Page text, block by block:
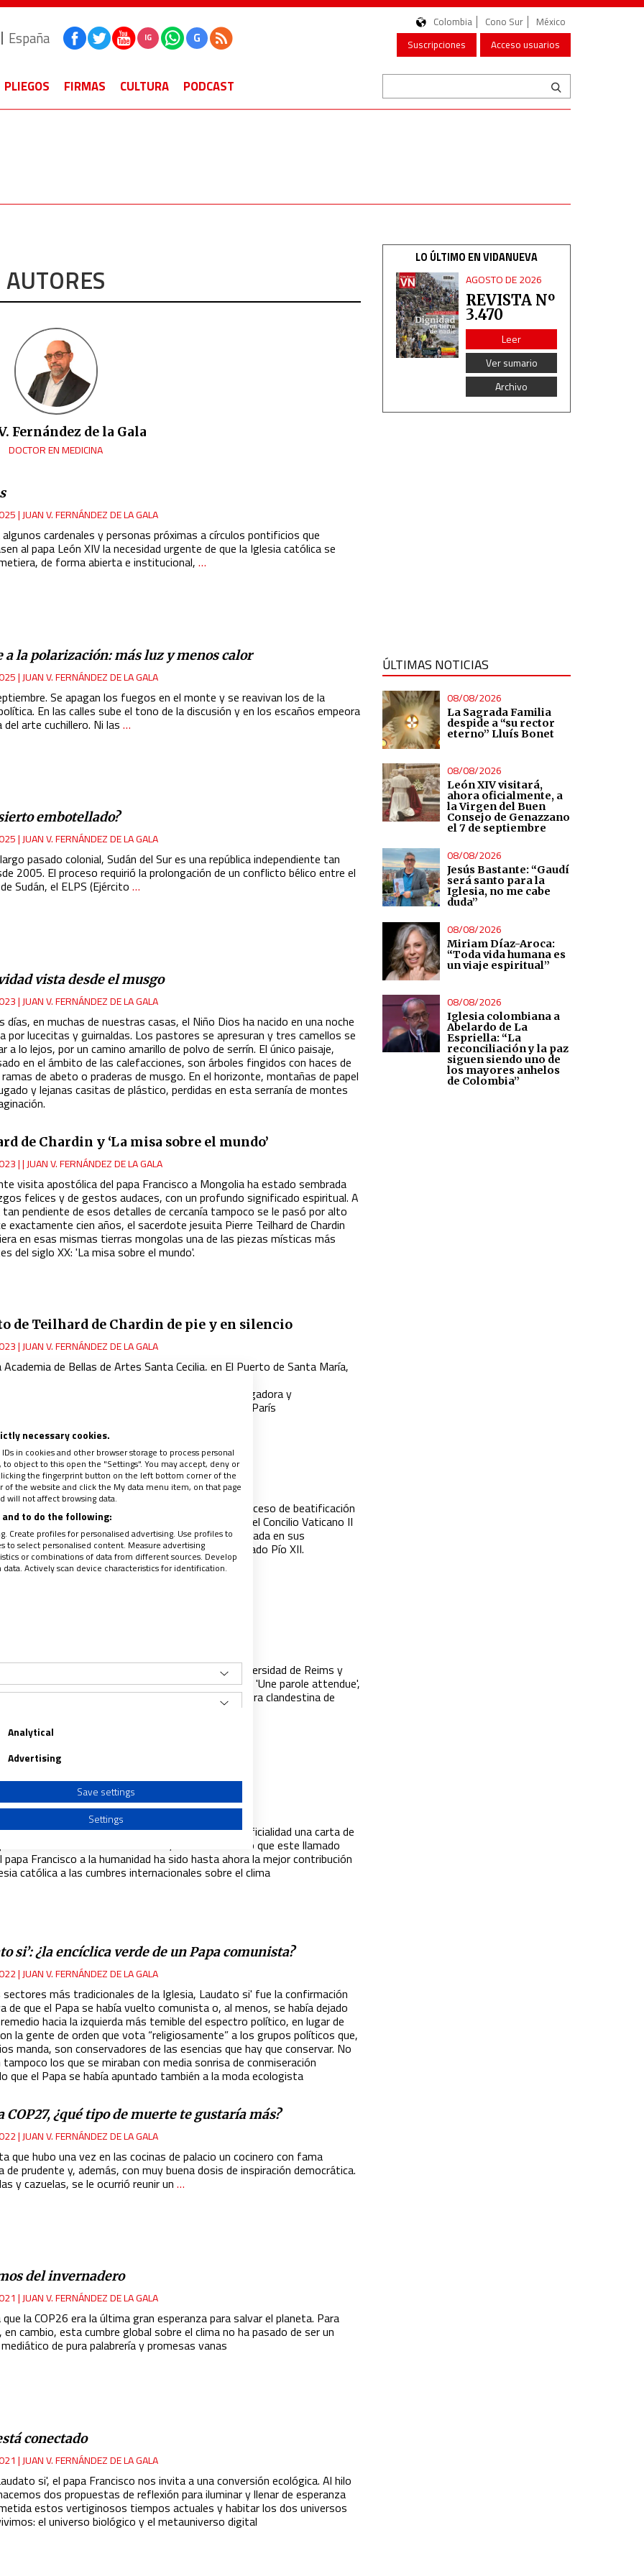
España IG G
Colombia Cono Sur
México
Suscripciones
Acceso usuarios
PLIEGOS FIRMAS CULTURA PODCAST
AUTORES
Fernández de la Gala
DOCTOR EN MEDICINA
|JUAN V. FERNÁNDEZ DE LA GALA
algunos cardenales y personas próximas a círculos pontificios que
al papa León XIV la necesidad urgente de que la Iglesia católica se
de forma abierta e institucional,…
a la polarización: más luz y menos calor
| JUAN V. FERNÁNDEZ DE LA GALA
Se apagan los fuegos en el monte y se reavivan los de la
En las calles sube el tono de la discusión y en los escaños empeora
del arte cuchillero. Ni las…
embotellado?
| JUAN V. FERNÁNDEZ DE LA GALA
pasado colonial, Sudán del Sur es una república independiente tan
2005. El proceso requirió la prolongación de un conflicto bélico entre el
Sudán, el ELPS (Ejército…
vista desde el musgo
| JUAN V. FERNÁNDEZ DE LA GALA
días, en muchas de nuestras casas, el Niño Dios ha nacido en una noche
por lucecitas y guirnaldas. Los pastores se apresuran y tres camellos se
a lo lejos, por un camino amarillo de polvo de serrín. El único paisaje,
en el ámbito de las calefacciones, son árboles fingidos con haces de
de abeto o praderas de musgo. En el horizonte, montañas de papel
y lejanas casitas de plástico, perdidas en esta serranía de montes
de Chardin y ‘La misa sobre el mundo’
| JUAN V. FERNÁNDEZ DE LA GALA
visita apostólica del papa Francisco a Mongolia ha estado sembrada
felices y de gestos audaces, con un profundo significado espiritual. A
tan pendiente de esos detalles de cercanía tampoco se le pasó por alto
exactamente cien años, el sacerdote jesuita Pierre Teilhard de Chardin
en esas mismas tierras mongolas una de las piezas místicas más
del siglo XX: 'La misa sobre el mundo'.
de Teilhard de Chardin de pie y en silencio
| JUAN V. FERNÁNDEZ DE LA GALA
Academia de Bellas de Artes Santa Cecilia, en El Puerto de Santa María,
acto contó con la presencia de Mercè Prats, investigadora y
de la Fundación Teilhard de Chardin en París
Lubac: de la sospecha a los altares
|JUAN V. FERNÁNDEZ DE LA GALA
Episcopal Francesa (CEF) acaba de abrir el proceso de beatificación
jesuita Henri de Lubac, una de las figuras clave del Concilio Vaticano II
que vivió entonces aquella Iglesia anquilosada en sus
y temerosa de la modernidad que había pastoreado Pío XII.
Mercè Prats, profesora de historia en la Universidad de Reims y
con la Fundación Teilhard en París, ha publicado 'Une parole attendue',
libro que recoge una buena colección de la obra clandestina de
de una carta aún sin abrir
|JUAN V. FERNÁNDEZ DE LA GALA
anima a leer en estos tiempos de prisa y de superficialidad una carta de
como 'Laudato si'? No es fácil, incluso sabiendo que este llamado
papa Francisco a la humanidad ha sido hasta ahora la mejor contribución
católica a las cumbres internacionales sobre el clima
si’: ¿la encíclica verde de un Papa comunista?
| JUAN V. FERNÁNDEZ DE LA GALA
sectores más tradicionales de la Iglesia, Laudato si' fue la confirmación
de que el Papa se había vuelto comunista o, al menos, se había dejado
hacia la izquierda más temible del espectro político, en lugar de
la gente de orden que vota “religiosamente” a los grupos políticos que,
manda, son conservadores de las esencias que hay que conservar. No
los que se miraban con media sonrisa de conmiseración
que el Papa se había apuntado también a la moda ecologista
COP27, ¿qué tipo de muerte te gustaría más?
| JUAN V. FERNÁNDEZ DE LA GALA
que hubo una vez en las cocinas de palacio un cocinero con fama
de prudente y, además, con muy buena dosis de inspiración democrática.
y cazuelas, se le ocurrió reunir un…
del invernadero
|JUAN V. FERNÁNDEZ DE LA GALA
que la COP26 era la última gran esperanza para salvar el planeta. Para
en cambio, esta cumbre global sobre el clima no ha pasado de ser un
de pura palabrería y promesas vanas
conectado
| JUAN V. FERNÁNDEZ DE LA GALA
si', el papa Francisco nos invita a una conversión ecológica. Al hilo
dos propuestas de reflexión para iluminar y llenar de esperanza
estos vertiginosos tiempos actuales y habitar los dos universos
el universo biológico y el metauniverso digital
LO ÚLTIMO EN VIDANUEVA
AGOSTO DE 2026
REVISTA Nº
3.470
Leer
Ver sumario
Archivo
ÚLTIMAS NOTICIAS
08/08/2026
La Sagrada Familia
despide a “su rector
eterno” Lluís Bonet
08/08/2026
León XIV visitará,
ahora oficialmente, a
la Virgen del Buen
Consejo de Genazzano
el 7 de septiembre
08/08/2026
Jesús Bastante: “Gaudí
será santo para la
Iglesia, no me cabe
duda”
08/08/2026
Miriam Díaz-Aroca:
“Toda vida humana es
un viaje espiritual”
08/08/2026
Iglesia colombiana a
Abelardo de La
Espriella: “La
reconciliación y la paz
siguen siendo uno de
los mayores anhelos
de Colombia”
necessary cookies.
in cookies and other browser storage to process personal
object to this open the "Settings". You may accept, deny or
the fingerprint button on the left bottom corner of the
the website and click the My data menu item, on that page
will not affect browsing data.
to do the following:
Create profiles for personalised advertising. Use profiles to
to select personalised content. Measure advertising
or combinations of data from different sources. Develop
Actively scan device characteristics for identification.
from different sources
Analytical
Advertising
Save settings
Settings